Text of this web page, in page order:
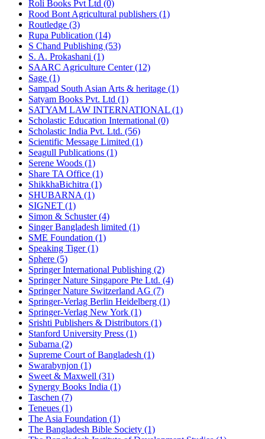
Roli Books Pvt Ltd (0)
Rood Bont Agricultural publishers (1)
Routledge (3)
Rupa Publication (14)
S Chand Publishing (53)
S. A. Prokashani (1)
SAARC Agriculture Center (12)
Sage (1)
Sampad South Asian Arts & heritage (1)
Satyam Books Pvt. Ltd (1)
SATYAM LAW INTERNATIONAL (1)
Scholastic Education International (0)
Scholastic India Pvt. Ltd. (56)
Scientific Message Limited (1)
Seagull Publications (1)
Serene Woods (1)
Share TA Office (1)
ShikkhaBichitra (1)
SHUBARNA (1)
SIGNET (1)
Simon & Schuster (4)
Singer Bangladesh limited (1)
SME Foundation (1)
Speaking Tiger (1)
Sphere (5)
Springer International Publishing (2)
Springer Nature Singapore Pte Ltd. (4)
Springer Nature Switzerland AG (7)
Springer-Verlag Berlin Heidelberg (1)
Springer-Verlag New York (1)
Srishti Publishers & Distributors (1)
Stanford University Press (1)
Subarna (2)
Supreme Court of Bangladesh (1)
Swarabynjon (1)
Sweet & Maxwell (31)
Synergy Books India (1)
Taschen (7)
Teneues (1)
The Asia Foundation (1)
The Bangladesh Bible Society (1)